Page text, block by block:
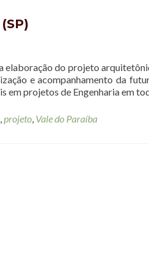
do projeto
e acompanhamento da
em projetos de Engenharia em
,projeto, Vale do Paraíba